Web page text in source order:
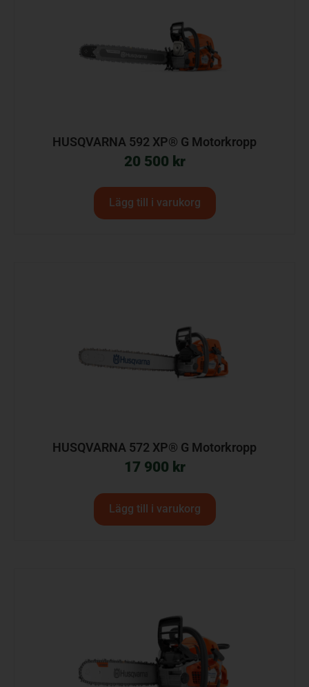
HUSQVARNA 592 XP® G Motorkropp
20 500 kr
Lägg till i varukorg
HUSQVARNA 572 XP® G Motorkropp
17 900 kr
Lägg till i varukorg